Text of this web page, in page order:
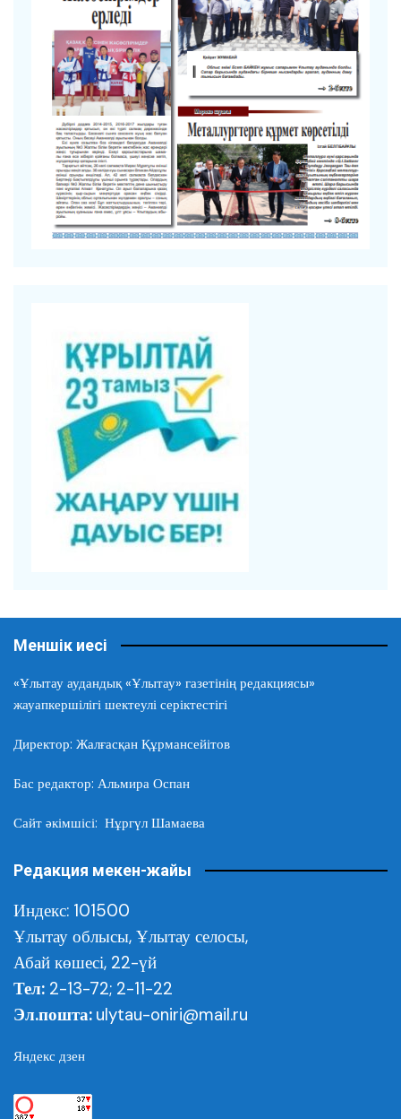
Меншік иесі
«Ұлытау аудандық «Ұлытау» газетінің редакциясы»
жауапкершілігі шектеулі серіктестігі
Директор: Жалғасқан Құрмансейітов
Бас редактор: Альмира Оспан
Сайт әкімшісі: Нұргүл Шамаева
Редакция мекен-жайы
Индекс: 101500
Ұлытау облысы, Ұлытау селосы,
Абай көшесі, 22-үй
Тел: 2-13-72; 2-11-22
Эл.пошта: ulytau-oniri@mail.ru
Яндекс дзен